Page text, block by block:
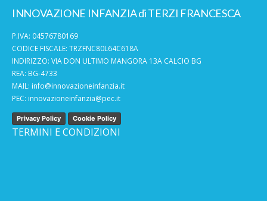
INNOVAZIONE INFANZIA di TERZI FRANCESCA
P.IVA: 04576780169
CODICE FISCALE: TRZFNC80L64C618A
INDIRIZZO: VIA DON ULTIMO MANGORA 13A CALCIO BG
REA: BG-4733
MAIL: info@innovazioneinfanzia.it
PEC: innovazioneinfanzia@pec.it
Privacy Policy Cookie Policy
TERMINI E CONDIZIONI